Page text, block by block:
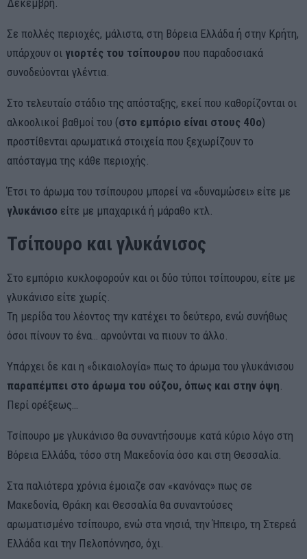
Σε πολλές περιοχές, μάλιστα, στη Βόρεια Ελλάδα ή στην Κρήτη,
υπάρχουν οι γιορτές του τσίπουρου που παραδοσιακά
συνοδεύονται γλέντια.
Στο τελευταίο στάδιο της απόσταξης, εκεί που καθορίζονται οι
αλκοολικοί βαθμοί του (στο εμπόριο είναι στους 40ο)
προστίθενται αρωματικά στοιχεία που ξεχωρίζουν το
απόσταγμα της κάθε περιοχής.
Έτσι το άρωμα του τσίπουρου μπορεί να «δυναμώσει» είτε με
γλυκάνισο είτε με μπαχαρικά ή μάραθο κτλ.
Τσίπουρο και γλυκάνισος
Στο εμπόριο κυκλοφορούν και οι δύο τύποι τσίπουρου, είτε με
γλυκάνισο είτε χωρίς.
Τη μερίδα του λέοντος την κατέχει το δεύτερο, ενώ συνήθως
όσοι πίνουν το ένα… αρνούνται να πιουν το άλλο.
Υπάρχει δε και η «δικαιολογία» πως το άρωμα του γλυκάνισου
παραπέμπει στο άρωμα του ούζου, όπως και στην όψη
Περί ορέξεως…
Τσίπουρο με γλυκάνισο θα συναντήσουμε κατά κύριο λόγο στη
Βόρεια Ελλάδα, τόσο στη Μακεδονία όσο και στη Θεσσαλία.
Στα παλιότερα χρόνια έμοιαζε σαν «κανόνας» πως σε
Μακεδονία, Θράκη και Θεσσαλία θα συναντούσες
αρωματισμένο τσίπουρο, ενώ στα νησιά, την Ήπειρο, τη Στερεά
Ελλάδα και την Πελοπόννησο, όχι.